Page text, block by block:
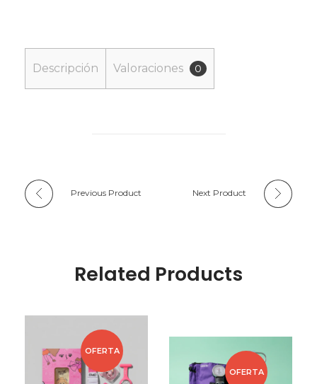
Descripción Valoraciones 0
Previous Product Next Product
Related Products
OFERTA
OFERTA